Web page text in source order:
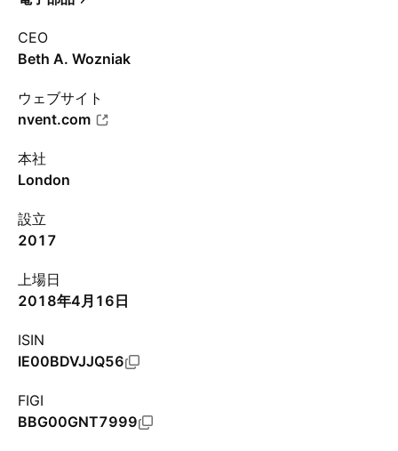
CEO
Beth A. Wozniak
ウェブサイト
nvent.com
本社
London
設立
2017
上場日
2018年4月16日
ISIN
IE00BDVJJQ56
FIGI
BBG00GNT7999